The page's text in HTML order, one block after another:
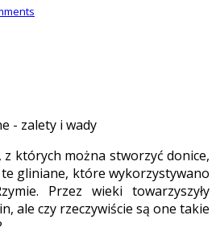
z których można stworzyć donice,
gliniane, które wykorzystywano
Przez wieki towarzyszyły
ale czy rzeczywiście są one takie